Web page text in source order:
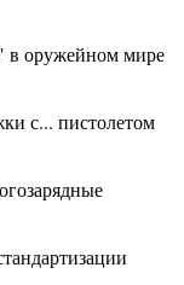
в оружейном мире
с... пистолетом